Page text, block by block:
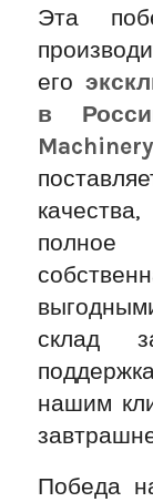
Эта
его
в
Machinery
полное
склад
нашим
Победа